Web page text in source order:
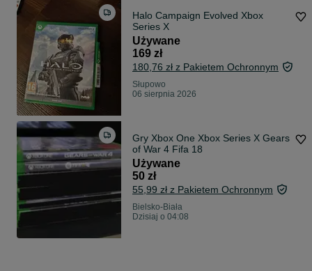
Halo Campaign Evolved Xbox
Series X
Używane
169 zł
180,76 zł z Pakietem Ochronnym
Słupowo
06 sierpnia 2026
Gry Xbox One Xbox Series X Gears
of War 4 Fifa 18
Używane
50 zł
55,99 zł z Pakietem Ochronnym
Bielsko-Biała
Dzisiaj o 04:08